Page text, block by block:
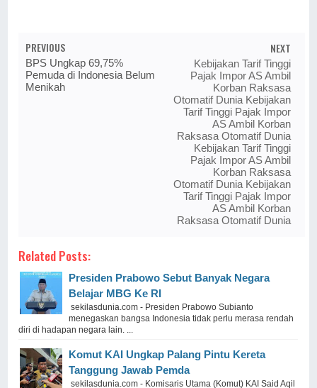
PREVIOUS
BPS Ungkap 69,75%
Pemuda di Indonesia Belum
Menikah
NEXT
Kebijakan Tarif Tinggi
Pajak Impor AS Ambil
Korban Raksasa
Otomatif Dunia Kebijakan
Tarif Tinggi Pajak Impor
AS Ambil Korban
Raksasa Otomatif Dunia
Kebijakan Tarif Tinggi
Pajak Impor AS Ambil
Korban Raksasa
Otomatif Dunia Kebijakan
Tarif Tinggi Pajak Impor
AS Ambil Korban
Raksasa Otomatif Dunia
Related Posts:
Presiden Prabowo Sebut Banyak Negara
Belajar MBG Ke RI
sekilasdunia.com - Presiden Prabowo Subianto
menegaskan bangsa Indonesia tidak perlu merasa rendah
diri di hadapan negara lain. ...
Komut KAI Ungkap Palang Pintu Kereta
Tanggung Jawab Pemda
sekilasdunia.com - Komisaris Utama (Komut) KAI Said Aqil